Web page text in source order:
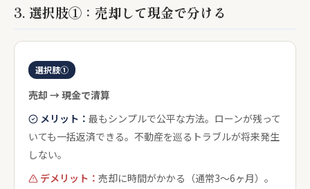
3. 選択肢①：売却して現金で分ける
選択肢①
売却 → 現金で清算
メリット： 最もシンプルで公平な方法。ローンが残って
いても一括返済できる。不動産を巡るトラブルが将来発生
しない。
デメリット： 売却に時間がかかる（通常3〜6ヶ月）。